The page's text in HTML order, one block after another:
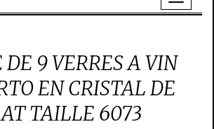
DE 9 VERRES A VIN
EN CRISTAL DE
TAILLE 6073